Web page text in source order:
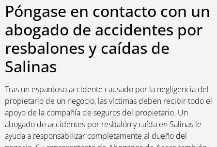
Póngase en contacto con un
abogado de accidentes por
resbalones y caídas de
Salinas
Tras un espantoso accidente causado por la negligencia del
propietario de un negocio, las víctimas deben recibir todo el
apoyo de la compañía de seguros del propietario. Un
abogado de accidentes por resbalón y caída en Salinas le
ayuda a responsabilizar completamente al dueño del